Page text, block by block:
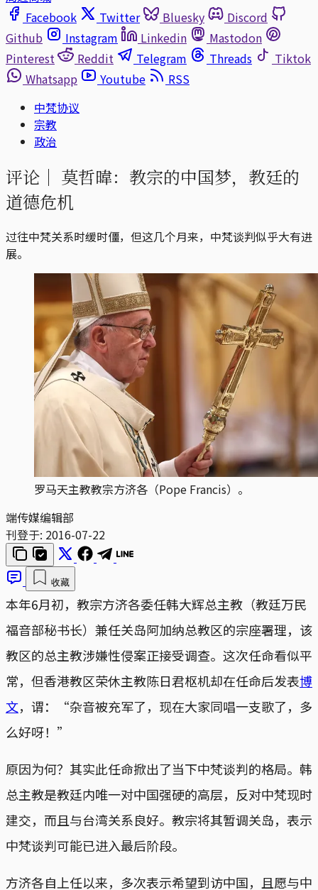
Facebook
Twitter Bluesky
Discord
Github
Instagram Linkedin
Mastodon
Pinterest
Reddit Telegram Threads
Tiktok
Whatsapp
Youtube
RSS
中梵协议
宗教
政治
评论｜ 莫哲暐：教宗的中国梦，教廷的
道德危机
过往中梵关系时缓时僵，但这几个月来，中梵谈判似乎大有进
展。
罗马天主教教宗方济各（Pope Francis）。
端传媒编辑部
刊登于: 2016-07-22
收藏
本年6月初，教宗方济各委任韩大辉总主教（教廷万民
福音部秘书长）兼任关岛阿加纳总教区的宗座署理，该
教区的总主教涉嫌性侵案正接受调查。这次任命看似平
常，但香港教区荣休主教陈日君枢机却在任命后发表博
文，谓：“杂音被充军了，现在大家同唱一支歌了，多
么好呀！”
原因为何？其实此任命掀出了当下中梵谈判的格局。韩
总主教是教廷内唯一对中国强硬的高层，反对中梵现时
建交，而且与台湾关系良好。教宗将其暂调关岛，表示
中梵谈判可能已进入最后阶段。
方济各自上任以来，多次表示希望到访中国，且愿与中